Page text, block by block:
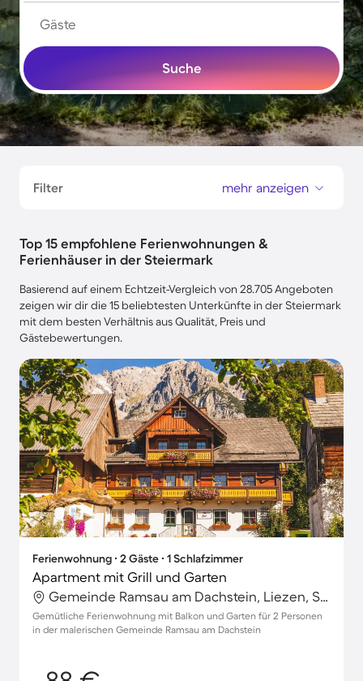
Gäste
Suche
Filter mehr anzeigen
Top 15 empfohlene Ferienwohnungen &
Ferienhäuser in der Steiermark
Basierend auf einem Echtzeit-Vergleich von 28.705 Angeboten
zeigen wir dir die 15 beliebtesten Unterkünfte in der Steiermark
mit dem besten Verhältnis aus Qualität, Preis und
Gästebewertungen.
Ferienwohnung ∙ 2 Gäste ∙ 1 Schlafzimmer
Apartment mit Grill und Garten
Gemeinde Ramsau am Dachstein, Liezen, Steiermark
Gemütliche Ferienwohnung mit Balkon und Garten für 2 Personen
in der malerischen Gemeinde Ramsau am Dachstein